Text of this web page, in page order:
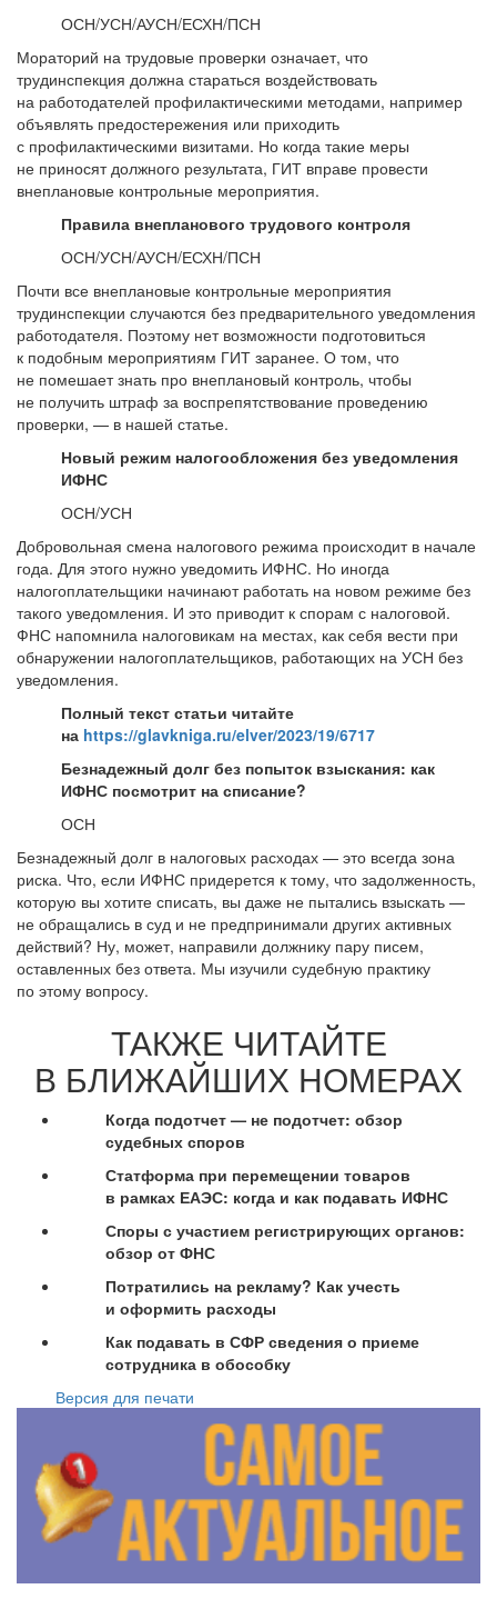
ОСН/УСН/АУСН/ЕСХН/ПСН
Мораторий на трудовые проверки означает, что
трудинспекция должна стараться воздействовать
на работодателей профилактическими методами, например
объявлять предостережения или приходить
с профилактическими визитами. Но когда такие меры
не приносят должного результата, ГИТ вправе провести
внеплановые контрольные мероприятия.
Правила внепланового трудового контроля
ОСН/УСН/АУСН/ЕСХН/ПСН
Почти все внеплановые контрольные мероприятия
трудинспекции случаются без предварительного уведомления
работодателя. Поэтому нет возможности подготовиться
к подобным мероприятиям ГИТ заранее. О том, что
не помешает знать про внеплановый контроль, чтобы
не получить штраф за воспрепятствование проведению
проверки, — в нашей статье.
Новый режим налогообложения без уведомления
ИФНС
ОСН/УСН
Добровольная смена налогового режима происходит в начале
года. Для этого нужно уведомить ИФНС. Но иногда
налогоплательщики начинают работать на новом режиме без
такого уведомления. И это приводит к спорам с налоговой.
ФНС напомнила налоговикам на местах, как себя вести при
обнаружении налогоплательщиков, работающих на УСН без
уведомления.
Полный текст статьи читайте
на https://glavkniga.ru/elver/2023/19/6717
Безнадежный долг без попыток взыскания: как
ИФНС посмотрит на списание?
ОСН
Безнадежный долг в налоговых расходах — это всегда зона
риска. Что, если ИФНС придерется к тому, что задолженность,
которую вы хотите списать, вы даже не пытались взыскать —
не обращались в суд и не предпринимали других активных
действий? Ну, может, направили должнику пару писем,
оставленных без ответа. Мы изучили судебную практику
по этому вопросу.
ТАКЖЕ ЧИТАЙТЕ
В БЛИЖАЙШИХ НОМЕРАХ
Когда подотчет — не подотчет: обзор
судебных споров
Статформа при перемещении товаров
в рамках ЕАЭС: когда и как подавать ИФНС
Споры с участием регистрирующих органов:
обзор от ФНС
Потратились на рекламу? Как учесть
и оформить расходы
Как подавать в СФР сведения о приеме
сотрудника в обособку
Версия для печати